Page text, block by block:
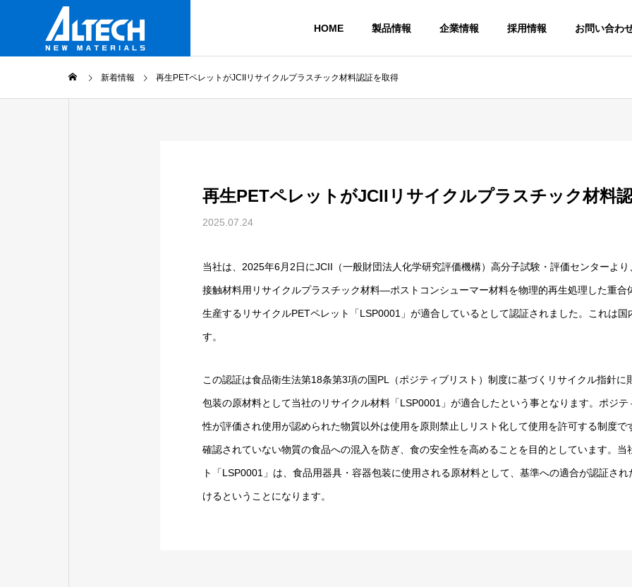
HOME 製品情報 企業情報 採用情報 お問い合わ
新着情報 再生PETペレットがJCIIリサイクルプラスチック材料認証を取得
再生PETペレットがJCIIリサイクルプラスチック材料
2025.07.24
当社は、2025年6月2日にJCII（一般財団法人化学研究評価機構）高分子試験・評価センターよ
接触材料用リサイクルプラスチック材料―ポストコンシューマー材料を物理的再生処理した重合
生産するリサイクルPETペレット「LSP0001」が適合しているとして認証されました。これは
す。
この認証は食品衛生法第18条第3項の国PL（ポジティブリスト）制度に基づくリサイクル指針に
包装の原材料として当社のリサイクル材料「LSP0001」が適合したという事となります。ポジ
性が評価され使用が認められた物質以外は使用を原則禁止しリスト化して使用を許可する制度で
確認されていない物質の食品への混入を防ぎ、食の安全性を高めることを目的としています。当
ト「LSP0001」は、食品用器具・容器包装に使用される原材料として、基準への適合が認証さ
けるということになります。